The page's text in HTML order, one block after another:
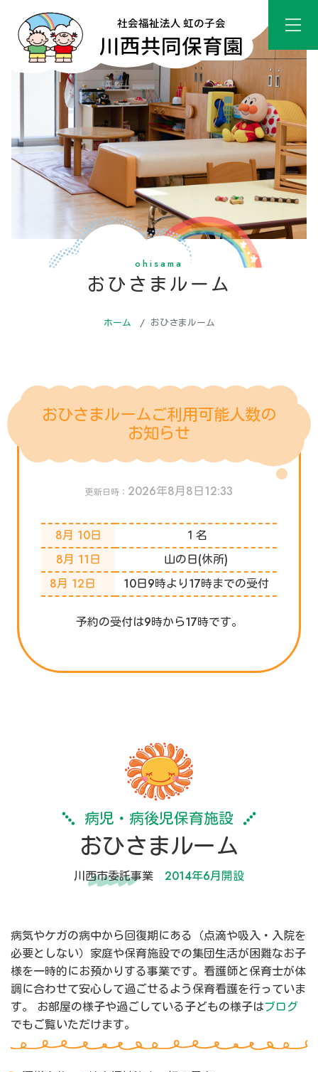
ohisama
おひさまルーム
ホーム おひさまルーム
おひさまルームご利用可能人数の
お知らせ
更新日時： 2026年8月8日12:33
8月 10日
１名
8月 11日
山の日(休所)
8月 12日
10日9時より17時までの受付
予約の受付は9時から17時です。
病児・病後児保育施設
おひさまルーム
川西市委託事業 2014年6月開設
病気やケガの病中から回復期にある（点滴や吸入・入院を
必要としない）家庭や保育施設での集団生活が困難なお子
様を一時的にお預かりする事業です。看護師と保育士が体
調に合わせて安心して過ごせるよう保育看護を行っていま
す。 お部屋の様子や過ごしている子どもの様子はブログ
でもご覧いただけます。